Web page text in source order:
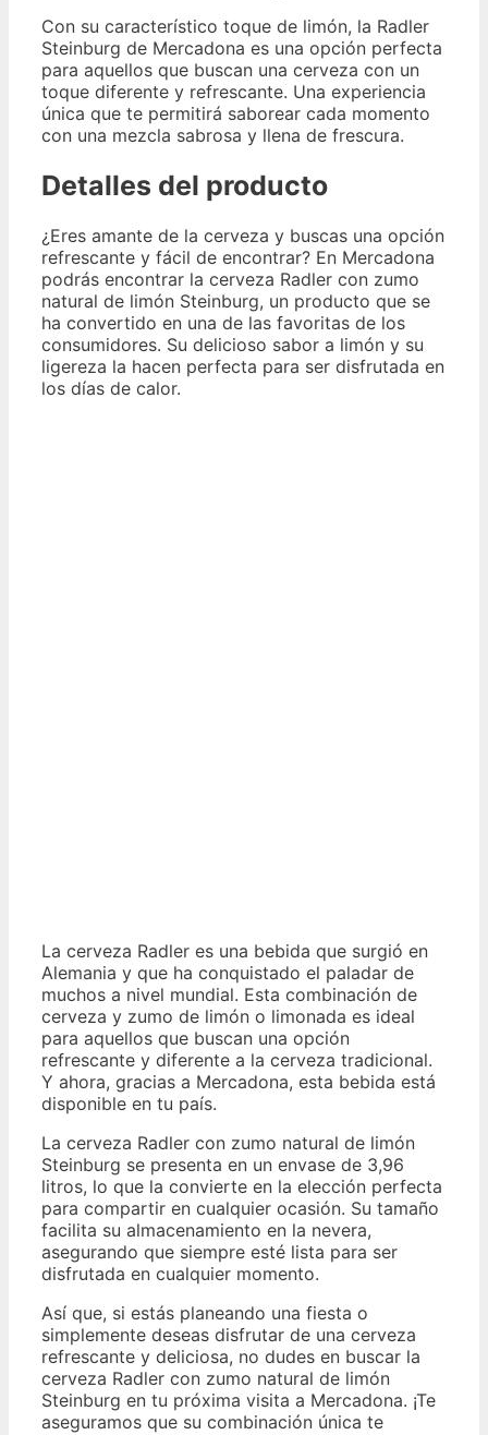
Con su característico toque de limón, la Radler
Steinburg de Mercadona es una opción perfecta
para aquellos que buscan una cerveza con un
toque diferente y refrescante. Una experiencia
única que te permitirá saborear cada momento
con una mezcla sabrosa y llena de frescura.
Detalles del producto
¿Eres amante de la cerveza y buscas una opción
refrescante y fácil de encontrar? En Mercadona
podrás encontrar la cerveza Radler con zumo
natural de limón Steinburg, un producto que se
ha convertido en una de las favoritas de los
consumidores. Su delicioso sabor a limón y su
ligereza la hacen perfecta para ser disfrutada en
los días de calor.
La cerveza Radler es una bebida que surgió en
Alemania y que ha conquistado el paladar de
muchos a nivel mundial. Esta combinación de
cerveza y zumo de limón o limonada es ideal
para aquellos que buscan una opción
refrescante y diferente a la cerveza tradicional.
Y ahora, gracias a Mercadona, esta bebida está
disponible en tu país.
La cerveza Radler con zumo natural de limón
Steinburg se presenta en un envase de 3,96
litros, lo que la convierte en la elección perfecta
para compartir en cualquier ocasión. Su tamaño
facilita su almacenamiento en la nevera,
asegurando que siempre esté lista para ser
disfrutada en cualquier momento.
Así que, si estás planeando una fiesta o
simplemente deseas disfrutar de una cerveza
refrescante y deliciosa, no dudes en buscar la
cerveza Radler con zumo natural de limón
Steinburg en tu próxima visita a Mercadona. ¡Te
aseguramos que su combinación única te